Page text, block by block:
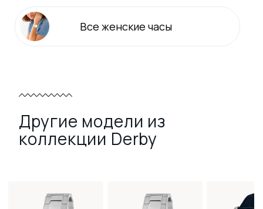
Все женские часы
Другие модели из
коллекции Derby